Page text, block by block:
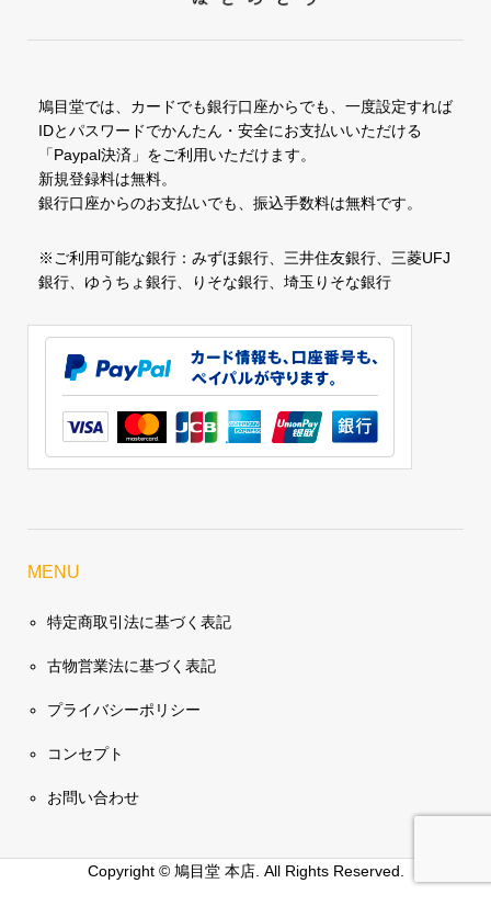
鳩目堂では、カードでも銀行口座からでも、一度設定すれば
IDとパスワードでかんたん・安全にお支払いいただける
「Paypal決済」をご利用いただけます。
新規登録料は無料。
銀行口座からのお支払いでも、振込手数料は無料です。
※ご利用可能な銀行：みずほ銀行、三井住友銀行、三菱UFJ
銀行、ゆうちょ銀行、りそな銀行、埼玉りそな銀行
MENU
特定商取引法に基づく表記
古物営業法に基づく表記
プライバシーポリシー
コンセプト
お問い合わせ
Copyright ©鳩目堂 本店. All Rights Reserved.